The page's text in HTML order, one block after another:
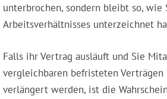
unterbrochen, sondern bleibt so, wie
Arbeitsverhältnisses unterzeichnet
Falls ihr Vertrag ausläuft und Sie
vergleichbaren befristeten Verträgen
verlängert werden, ist die